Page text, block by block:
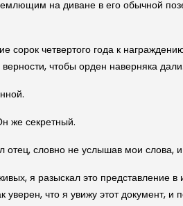
на диване в его обычной
сорок четвертого года к
чтобы орден наверняка
же секретный.
словно не услышав мои слова, и
я разыскал это представление
что я увижу этот документ, и